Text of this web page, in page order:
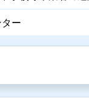
ー